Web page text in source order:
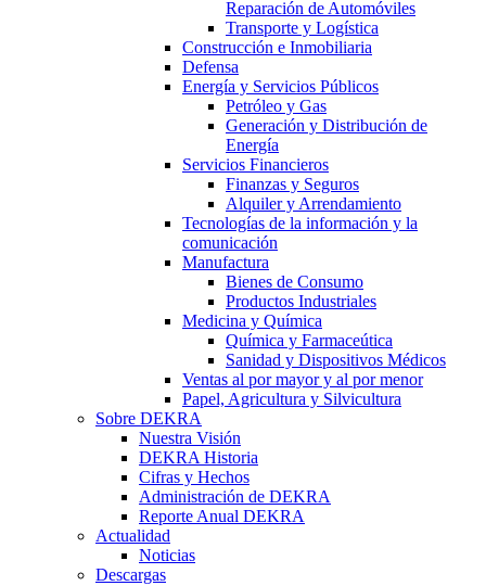
Reparación de Automóviles
Transporte y Logística
Construcción e Inmobiliaria
Defensa
Energía y Servicios Públicos
Petróleo y Gas
Generación y Distribución de
Energía
Servicios Financieros
Finanzas y Seguros
Alquiler y Arrendamiento
Tecnologías de la información y la
comunicación
Manufactura
Bienes de Consumo
Productos Industriales
Medicina y Química
Química y Farmaceútica
Sanidad y Dispositivos Médicos
Ventas al por mayor y al por menor
Papel, Agricultura y Silvicultura
Sobre DEKRA
Nuestra Visión
DEKRA Historia
Cifras y Hechos
Administración de DEKRA
Reporte Anual DEKRA
Actualidad
Noticias
Descargas